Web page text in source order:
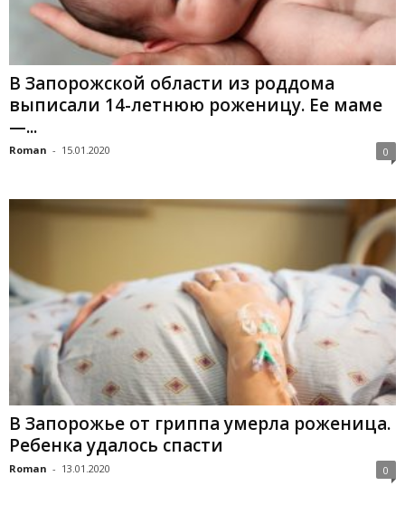
В Запорожской области из роддома
выписали 14-летнюю роженицу. Ее маме
—...
Roman - 15.01.2020 0
В Запорожье от гриппа умерла роженица.
Ребенка удалось спасти
Roman - 13.01.2020 0